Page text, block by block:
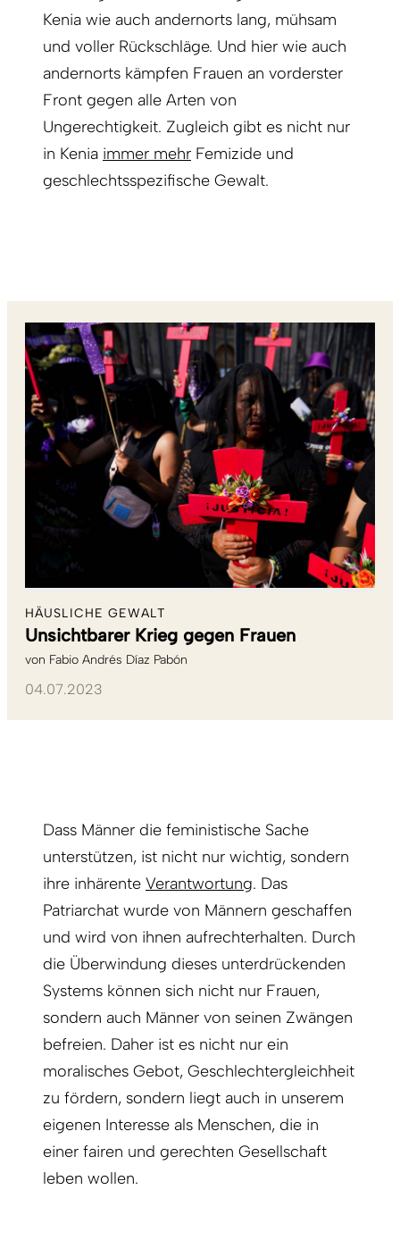
Kenia wie auch andernorts lang, mühsam
und voller Rückschläge. Und hier wie auch
andernorts kämpfen Frauen an vorderster
Front gegen alle Arten von
Ungerechtigkeit. Zugleich gibt es nicht nur
in Kenia immer mehr Femizide und
geschlechtsspezifische Gewalt.
HÄUSLICHE GEWALT
Unsichtbarer Krieg gegen Frauen
von Fabio Andrés Díaz Pabón
04.07.2023
Dass Männer die feministische Sache
unterstützen, ist nicht nur wichtig, sondern
ihre inhärente Verantwortung. Das
Patriarchat wurde von Männern geschaffen
und wird von ihnen aufrechterhalten. Durch
die Überwindung dieses unterdrückenden
Systems können sich nicht nur Frauen,
sondern auch Männer von seinen Zwängen
befreien. Daher ist es nicht nur ein
moralisches Gebot, Geschlechtergleichheit
zu fördern, sondern liegt auch in unserem
eigenen Interesse als Menschen, die in
einer fairen und gerechten Gesellschaft
leben wollen.